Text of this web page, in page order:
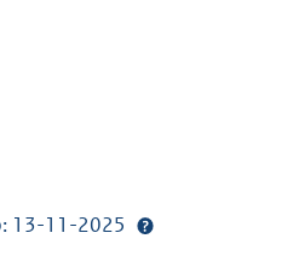
13-11-2025